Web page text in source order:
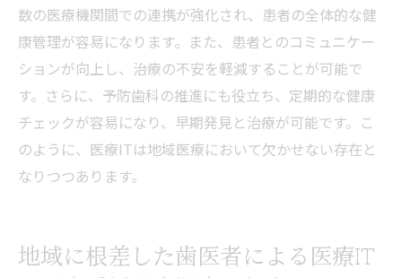
数の医療機関間での連携が強化され、患者の全体的な健
康管理が容易になります。また、患者とのコミュニケー
ションが向上し、治療の不安を軽減することが可能で
す。さらに、予防歯科の推進にも役立ち、定期的な健康
チェックが容易になり、早期発見と治療が可能です。こ
のように、医療ITは地域医療において欠かせない存在と
なりつつあります。
地域に根差した歯医者による医療IT